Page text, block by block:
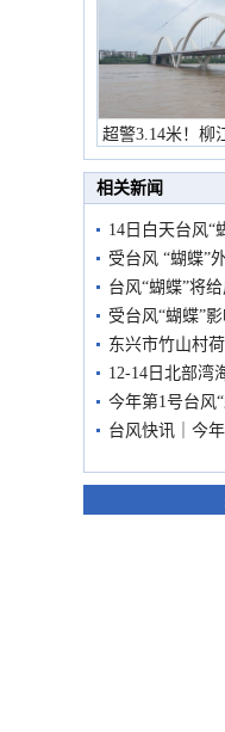
超警3.14米！柳
市民
相关新闻
14日白天台风“
受台风 “蝴蝶”
台风“蝴蝶”将
受台风“蝴蝶”
东兴市竹山村
12-14日北部湾
今年第1号台风
台风快讯｜今